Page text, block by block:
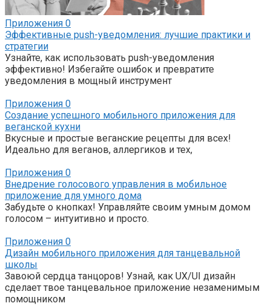
Приложения 0
Эффективные push-уведомления: лучшие практики и
стратегии
Узнайте, как использовать push-уведомления
эффективно! Избегайте ошибок и превратите
уведомления в мощный инструмент
Приложения 0
Создание успешного мобильного приложения для
веганской кухни
Вкусные и простые веганские рецепты для всех!
Идеально для веганов, аллергиков и тех,
Приложения 0
Внедрение голосового управления в мобильное
приложение для умного дома
Забудьте о кнопках! Управляйте своим умным домом
голосом – интуитивно и просто.
Приложения 0
Дизайн мобильного приложения для танцевальной
школы
Завоюй сердца танцоров! Узнай, как UX/UI дизайн
сделает твое танцевальное приложение незаменимым
помощником